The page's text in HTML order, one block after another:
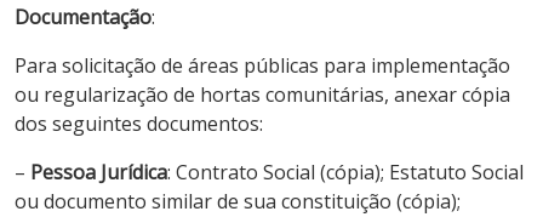
Documentação:
Para solicitação de áreas públicas para implementação
ou regularização de hortas comunitárias, anexar cópia
dos seguintes documentos:
– Pessoa Jurídica: Contrato Social (cópia); Estatuto Social
ou documento similar de sua constituição (cópia);